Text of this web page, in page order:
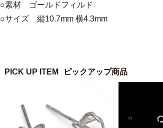
○素材 ゴールドフィルド
○サイズ 縦10.7mm 横4.3mm
PICK UP ITEM ピックアップ商品